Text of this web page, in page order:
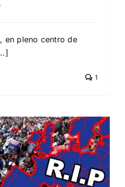
en pleno centro de
1